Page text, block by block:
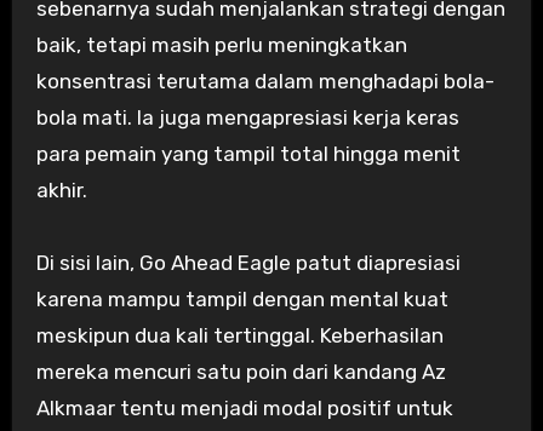
sebenarnya sudah menjalankan strategi dengan
baik, tetapi masih perlu meningkatkan
konsentrasi terutama dalam menghadapi bola-
bola mati. Ia juga mengapresiasi kerja keras
para pemain yang tampil total hingga menit
akhir.
Di sisi lain, Go Ahead Eagle patut diapresiasi
karena mampu tampil dengan mental kuat
meskipun dua kali tertinggal. Keberhasilan
mereka mencuri satu poin dari kandang Az
Alkmaar tentu menjadi modal positif untuk